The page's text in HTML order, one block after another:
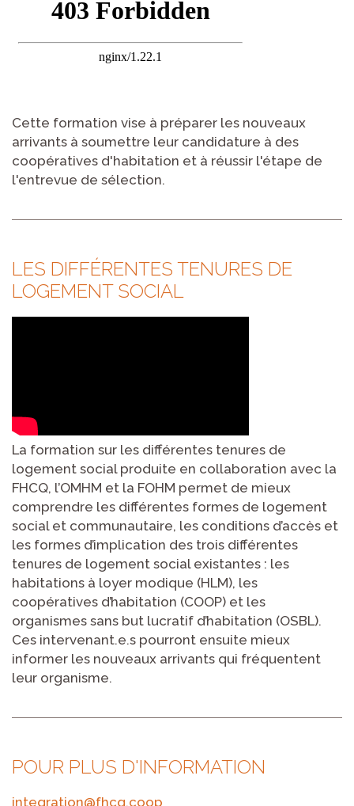
Cette formation vise à préparer les nouveaux
arrivants à soumettre leur candidature à des
coopératives d'habitation et à réussir l'étape de
l'entrevue de sélection.
LES DIFFÉRENTES TENURES DE
LOGEMENT SOCIAL
La formation sur les différentes tenures de
logement social produite en collaboration avec la
FHCQ, l’OMHM et la FOHM permet de mieux
comprendre les différentes formes de logement
social et communautaire, les conditions d’accès et
les formes d’implication des trois différentes
tenures de logement social existantes : les
habitations à loyer modique (HLM), les
coopératives d’habitation (COOP) et les
organismes sans but lucratif d’habitation (OSBL).
Ces intervenant.e.s pourront ensuite mieux
informer les nouveaux arrivants qui fréquentent
leur organisme.
POUR PLUS D'INFORMATION
integration@fhcq.coop